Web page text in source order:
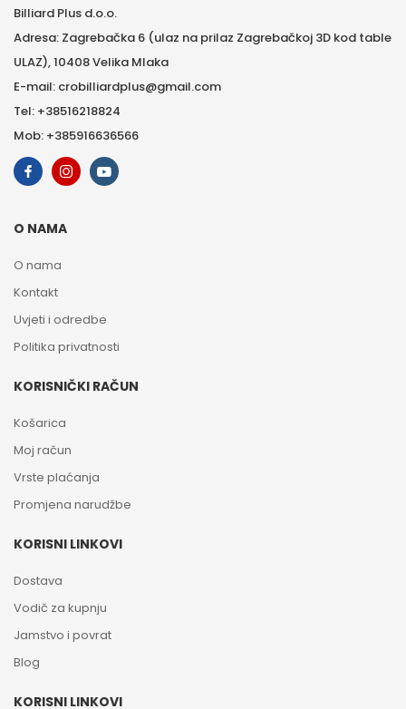
Billiard Plus d.o.o.
Adresa: Zagrebačka 6 (ulaz na prilaz Zagrebačkoj 3D kod table
ULAZ), 10408 Velika Mlaka
E-mail: crobilliardplus@gmail.com
Tel: +38516218824
Mob: +385916636566
O NAMA
O nama
Kontakt
Uvjeti i odredbe
Politika privatnosti
KORISNIČKI RAČUN
Košarica
Moj račun
Vrste plaćanja
Promjena narudžbe
KORISNI LINKOVI
Dostava
Vodič za kupnju
Jamstvo i povrat
Blog
KORISNI LINKOVI